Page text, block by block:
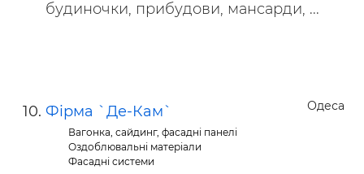
будиночки, прибудови, мансарди, ...
Одеса
Фірма `Де-Кам`
Вагонка, сайдинг, фасадні панелі
Оздоблювальні матеріали
Фасадні системи